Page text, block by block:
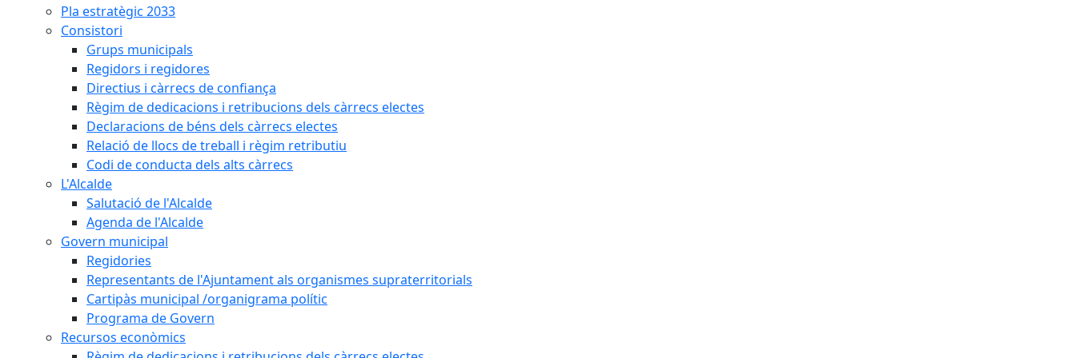
Pla estratègic 2033
Consistori
Grups municipals
Regidors i regidores
Directius i càrrecs de confiança
Règim de dedicacions i retribucions dels càrrecs electes
Declaracions de béns dels càrrecs electes
Relació de llocs de treball i règim retributiu
Codi de conducta dels alts càrrecs
L'Alcalde
Salutació de l'Alcalde
Agenda de l'Alcalde
Govern municipal
Regidories
Representants de l'Ajuntament als organismes supraterritorials
Cartipàs municipal /organigrama polític
Programa de Govern
Recursos econòmics